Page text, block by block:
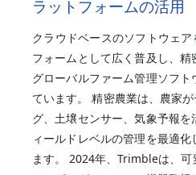
ラットフォームの活用
クラウドベースのソフトウェア
フォームとして広く普及し、
グローバルファーム管理ソフ
ています。 精密農業は、農家
グ、土壌センサー、気象予報
ィールドレベルの管理を最適
ます。 2024年、Trimbleは、